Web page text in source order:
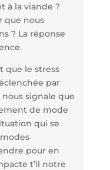
à la viande ?
que nous
? La réponse
que le stress
par
signale que
de mode
qui se
pour en
t’il notre